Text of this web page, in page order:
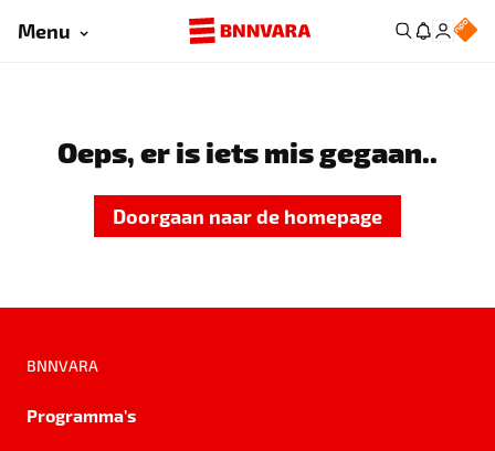
Menu
Oeps, er is iets mis gegaan..
Doorgaan naar de homepage
BNNVARA
Programma's